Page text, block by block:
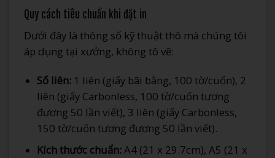
Quy cách tiêu chuẩn khi đặt in
Dưới đây là thông số kỹ thuật thô mà chúng tôi
áp dụng tại xưởng, không tô vẽ:
Số liên:1 liên (giấy bãi bằng, 100 tờ/cuốn), 2
liên (giấy Carbonless, 100 tờ/cuốn tương
đương 50 lần viết), 3 liên (giấy Carbonless,
150 tờ/cuốn tương đương 50 lần viết).
Kích thước chuẩn:A4 (21 x 29.7cm), A5 (21 x